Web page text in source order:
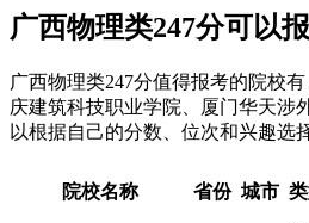
广西物理类247分可以
广西物理类247分值得报考的院校
庆建筑科技职业学院、厦门华天涉
以根据自己的分数、位次和兴趣选
院校名称 省份 城市